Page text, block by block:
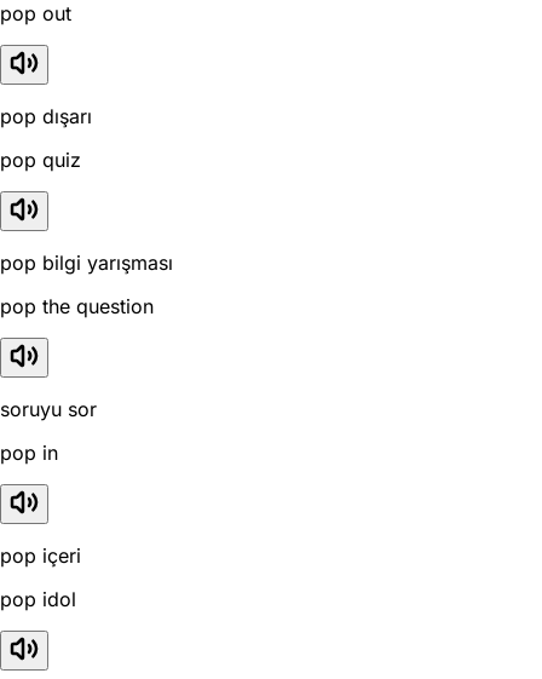
pop out
pop dışarı
pop quiz
pop bilgi yarışması
pop the question
soruyu sor
pop in
pop içeri
pop idol